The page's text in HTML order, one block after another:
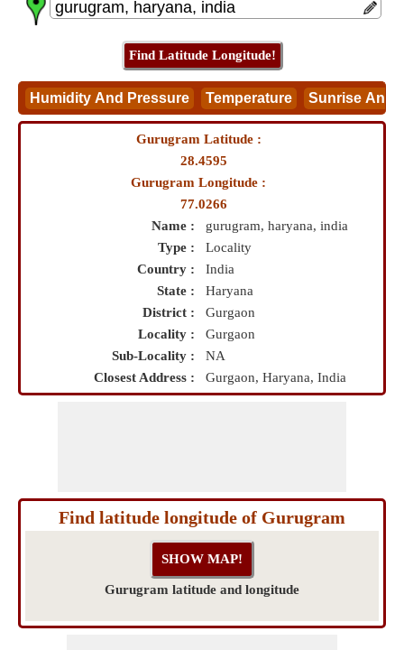
Gurugram Latitude :
28.4595
Gurugram Longitude :
77.0266
Name :
gurugram, haryana, india
Type :
Locality
Country :
India
State :
Haryana
District :
Gurgaon
Locality :
Gurgaon
Sub-Locality :
NA
Closest Address :
Gurgaon, Haryana, India
Find latitude longitude of Gurugram
Gurugram latitude and longitude